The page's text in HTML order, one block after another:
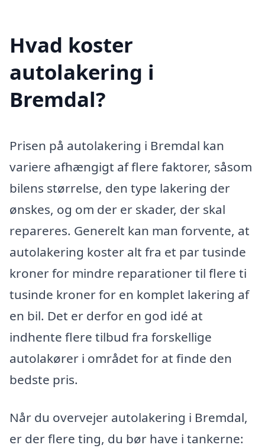
Hvad koster
autolakering i
Bremdal?
Prisen på autolakering i Bremdal kan
variere afhængigt af flere faktorer, såsom
bilens størrelse, den type lakering der
ønskes, og om der er skader, der skal
repareres. Generelt kan man forvente, at
autolakering koster alt fra et par tusinde
kroner for mindre reparationer til flere ti
tusinde kroner for en komplet lakering af
en bil. Det er derfor en god idé at
indhente flere tilbud fra forskellige
autolakører i området for at finde den
bedste pris.
Når du overvejer autolakering i Bremdal,
er der flere ting, du bør have i tankerne: